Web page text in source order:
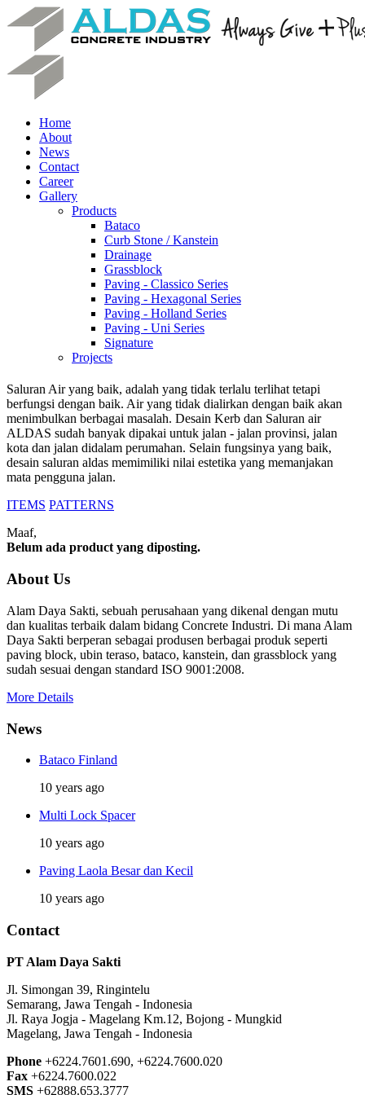
Home
About
News
Contact
Career
Gallery
Products
Bataco
Curb Stone / Kanstein
Drainage
Grassblock
Paving - Classico Series
Paving - Hexagonal Series
Paving - Holland Series
Paving - Uni Series
Signature
Projects
Saluran Air yang baik, adalah yang tidak terlalu terlihat tetapi
berfungsi dengan baik. Air yang tidak dialirkan dengan baik akan
menimbulkan berbagai masalah. Desain Kerb dan Saluran air
ALDAS sudah banyak dipakai untuk jalan - jalan provinsi, jalan
kota dan jalan didalam perumahan. Selain fungsinya yang baik,
desain saluran aldas memimiliki nilai estetika yang memanjakan
mata pengguna jalan.
ITEMS PATTERNS
Maaf,
Belum ada product yang diposting.
About Us
Alam Daya Sakti, sebuah perusahaan yang dikenal dengan mutu
dan kualitas terbaik dalam bidang Concrete Industri. Di mana Alam
Daya Sakti berperan sebagai produsen berbagai produk seperti
paving block, ubin teraso, bataco, kanstein, dan grassblock yang
sudah sesuai dengan standard ISO 9001:2008.
More Details
News
Bataco Finland
10 years ago
Multi Lock Spacer
10 years ago
Paving Laola Besar dan Kecil
10 years ago
Contact
PT Alam Daya Sakti
Jl. Simongan 39, Ringintelu
Semarang, Jawa Tengah - Indonesia
Jl. Raya Jogja - Magelang Km.12, Bojong - Mungkid
Magelang, Jawa Tengah - Indonesia
Phone +6224.7601.690, +6224.7600.020
Fax +6224.7600.022
SMS +62888.653.3777